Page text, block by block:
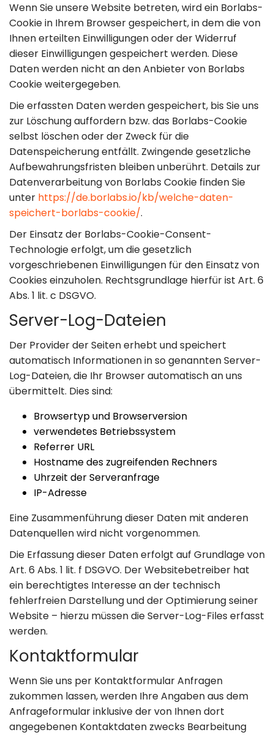
Wenn Sie unsere Website betreten, wird ein Borlabs-
Cookie in Ihrem Browser gespeichert, in dem die von
Ihnen erteilten Einwilligungen oder der Widerruf
dieser Einwilligungen gespeichert werden. Diese
Daten werden nicht an den Anbieter von Borlabs
Cookie weitergegeben.
Die erfassten Daten werden gespeichert, bis Sie uns
zur Löschung auffordern bzw. das Borlabs-Cookie
selbst löschen oder der Zweck für die
Datenspeicherung entfällt. Zwingende gesetzliche
Aufbewahrungsfristen bleiben unberührt. Details zur
Datenverarbeitung von Borlabs Cookie finden Sie
unter https://de.borlabs.io/kb/welche-daten-
speichert-borlabs-cookie/.
Der Einsatz der Borlabs-Cookie-Consent-
Technologie erfolgt, um die gesetzlich
vorgeschriebenen Einwilligungen für den Einsatz von
Cookies einzuholen. Rechtsgrundlage hierfür ist Art. 6
Abs. 1 lit. c DSGVO.
Server-Log-Dateien
Der Provider der Seiten erhebt und speichert
automatisch Informationen in so genannten Server-
Log-Dateien, die Ihr Browser automatisch an uns
übermittelt. Dies sind:
Browsertyp und Browserversion
verwendetes Betriebssystem
Referrer URL
Hostname des zugreifenden Rechners
Uhrzeit der Serveranfrage
IP-Adresse
Eine Zusammenführung dieser Daten mit anderen
Datenquellen wird nicht vorgenommen.
Die Erfassung dieser Daten erfolgt auf Grundlage von
Art. 6 Abs. 1 lit. f DSGVO. Der Websitebetreiber hat
ein berechtigtes Interesse an der technisch
fehlerfreien Darstellung und der Optimierung seiner
Website – hierzu müssen die Server-Log-Files erfasst
werden.
Kontaktformular
Wenn Sie uns per Kontaktformular Anfragen
zukommen lassen, werden Ihre Angaben aus dem
Anfrageformular inklusive der von Ihnen dort
angegebenen Kontaktdaten zwecks Bearbeitung